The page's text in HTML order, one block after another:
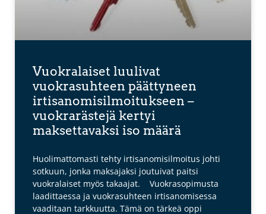
Vuokralaiset luulivat
vuokrasuhteen päättyneen
irtisanomisilmoitukseen –
vuokrarästejä kertyi
maksettavaksi iso määrä
Huolimattomasti tehty irtisanomisilmoitus johti
sotkuun, jonka maksajaksi joutuivat paitsi
vuokralaiset myös takaajat. Vuokrasopimusta
laadittaessa ja vuokrasuhteen irtisanomisessa
vaaditaan tarkkuutta. Tämä on tärkeä oppi